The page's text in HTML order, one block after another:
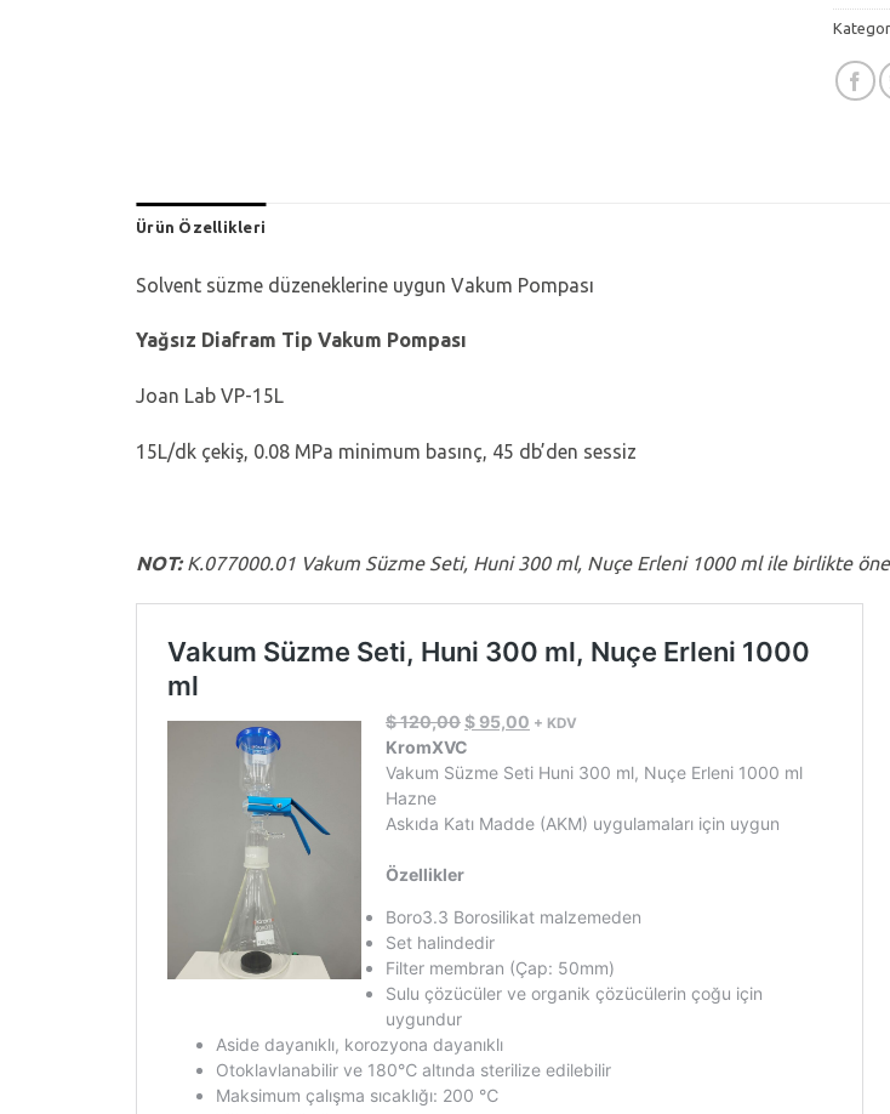
Ürün Özellikleri
Solvent süzme düzeneklerine uygun Vakum Pompası
Yağsız Diafram Tip Vakum Pompası
Joan Lab VP-15L
15L/dk çekiş, 0.08 MPa minimum basınç, 45 db’den sessiz
NOT:K.077000.01 Vakum Süzme Seti, Huni 300 ml, Nuçe Erleni 1000 ml ile birlikte